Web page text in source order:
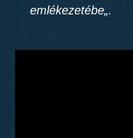
emlékezetébe„.